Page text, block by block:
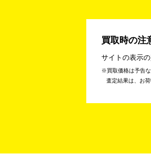
買取時の注
サイトの表示
買取価格は予告
査定結果は、お